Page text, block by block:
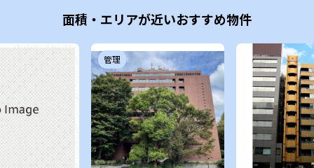
面積・エリアが近いおすすめ物件
管理